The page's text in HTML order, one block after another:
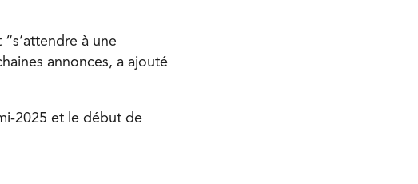
à une
annonces, a ajouté
2025 et le début de